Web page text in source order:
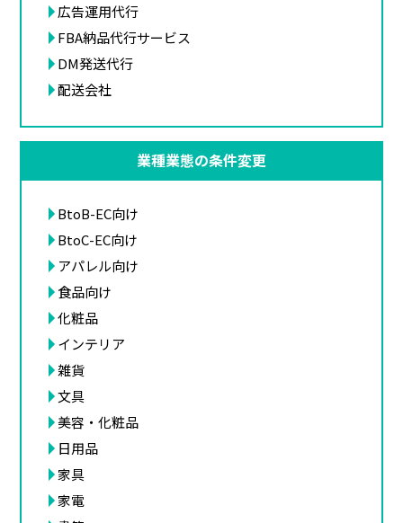
広告運用代行
FBA納品代行サービス
DM発送代行
配送会社
業種業態の条件変更
BtoB-EC向け
BtoC-EC向け
アパレル向け
食品向け
化粧品
インテリア
雑貨
文具
美容・化粧品
日用品
家具
家電